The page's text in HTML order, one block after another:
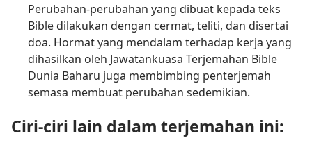
Perubahan-perubahan yang dibuat kepada teks
Bible dilakukan dengan cermat, teliti, dan disertai
doa. Hormat yang mendalam terhadap kerja yang
dihasilkan oleh Jawatankuasa Terjemahan Bible
Dunia Baharu juga membimbing penterjemah
semasa membuat perubahan sedemikian.
Ciri-ciri lain dalam terjemahan ini: